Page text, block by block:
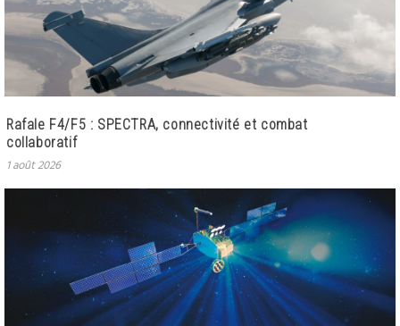
Rafale F4/F5 : SPECTRA, connectivité et combat
collaboratif
1 août 2026